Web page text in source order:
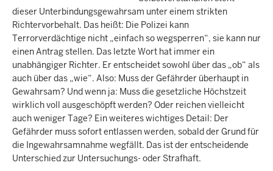
dieser Unterbindungsgewahrsam unter einem strikten
Richtervorbehalt. Das heißt: Die Polizei kann
Terrorverdächtige nicht „einfach so wegsperren“, sie kann nur
einen Antrag stellen. Das letzte Wort hat immer ein
unabhängiger Richter. Er entscheidet sowohl über das „ob“ als
auch über das „wie“. Also: Muss der Gefährder überhaupt in
Gewahrsam? Und wenn ja: Muss die gesetzliche Höchstzeit
wirklich voll ausgeschöpft werden? Oder reichen vielleicht
auch weniger Tage? Ein weiteres wichtiges Detail: Der
Gefährder muss sofort entlassen werden, sobald der Grund für
die Ingewahrsamnahme wegfällt. Das ist der entscheidende
Unterschied zur Untersuchungs- oder Strafhaft.